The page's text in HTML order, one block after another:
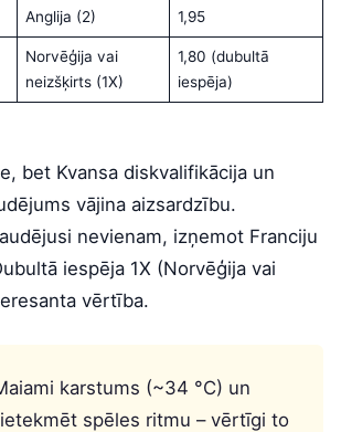
Anglija (2) 1,95
Norvēģija vai
neizšķirts (1X)
1,80 (dubultā
iespēja)
bet Kvansa diskvalifikācija un
vājina aizsardzību.
nevienam, izņemot Franciju
iespēja 1X (Norvēģija vai
vērtība.
karstums (~34 °C) un
spēles ritmu – vērtīgi to